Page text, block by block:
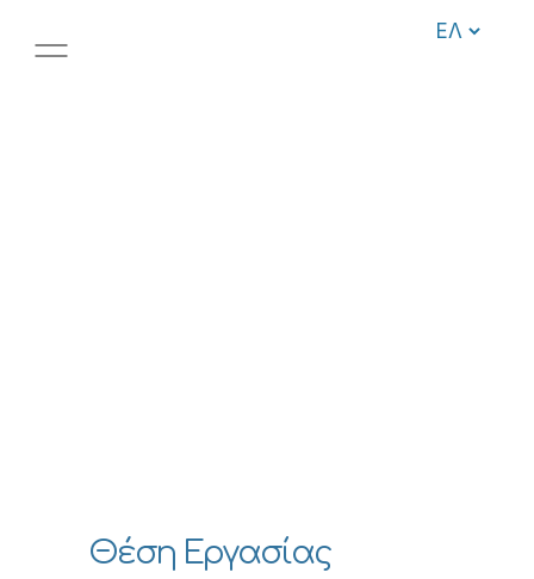
Θέση Εργασίας